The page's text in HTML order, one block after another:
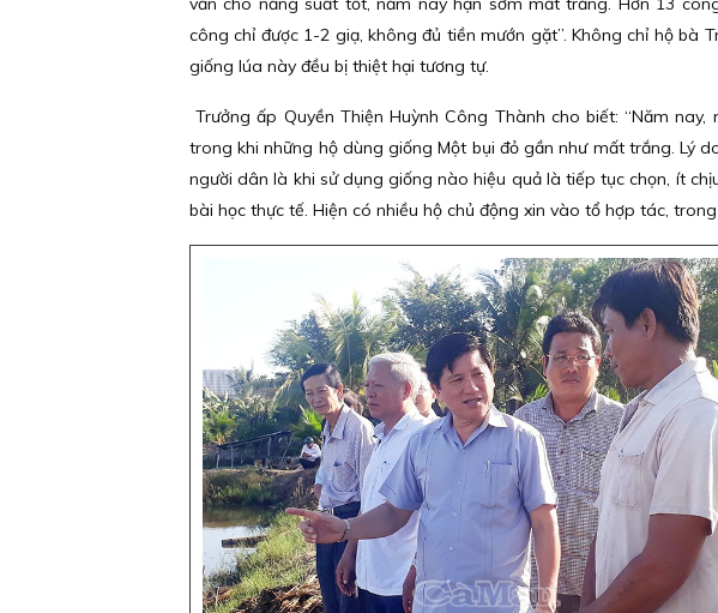
công chỉ được 1-2 giạ, không đủ tiền mướn gặt”. Không chỉ hộ
giống lúa này đều bị thiệt hại tương tự.
Trưởng ấp Quyền Thiện Huỳnh Công Thành cho biết: “Năm
trong khi những hộ dùng giống Một bụi đỏ gần như mất trắng. Lý
người dân là khi sử dụng giống nào hiệu quả là tiếp tục chọn, ít
bài học thực tế. Hiện có nhiều hộ chủ động xin vào tổ hợp tác,